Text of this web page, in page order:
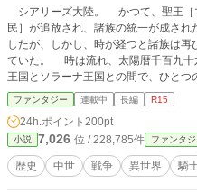
シアリーズ大陸。 かつて、聖王［
民］が追放され、諸族の統一が成さ
したが、しかし、時が経つと諸族は
ていた。 時は流れ、太陽暦千百九十六年の春。 隣り合う二つの国、ゴロワ
王国とソラーナ王国との間で、ひとつ
いわゆる、政略結婚。 両国の同盟関
王の命令によって二つの伯爵家が結ばれることと
ベール伯爵家と、ソラーナ王国のリ
身。 この話を断ることなどできるは
されなければならない。 そうして嫁ぐこととなったのは、ジルベール伯爵家
令嬢・リアーヌ。 物心ついた時にはすでに、この婚姻は決まっていた。 自
ファンタジー 連載中 長編 R15
24h.ポイント 200pt
小説 7,026 位 / 228,785件 ファンタジ
歴史 中世 戦争 異世界 騎